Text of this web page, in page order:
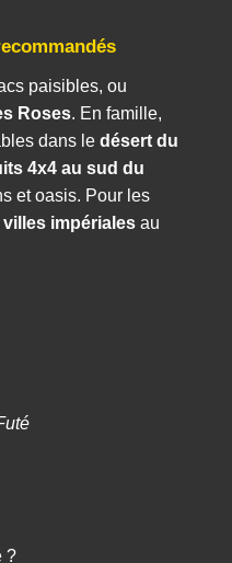
paisibles, ou
Roses. En famille,
dans le désert du
4x4 au sud du
et oasis. Pour les
impériales au
?